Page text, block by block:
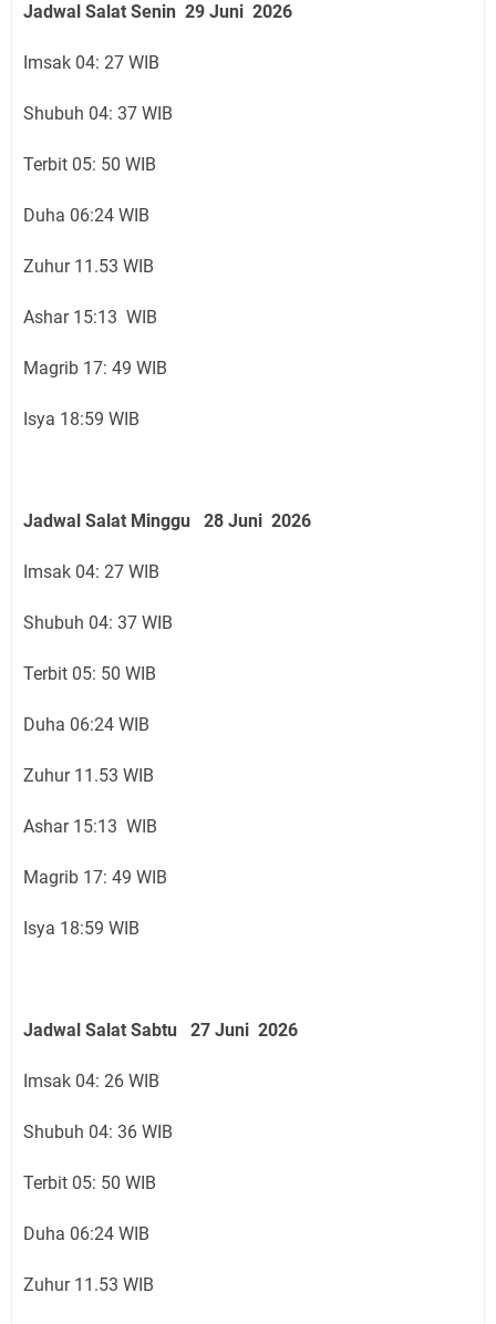
Jadwal Salat Senin 29 Juni 2026
Imsak 04: 27 WIB
Shubuh 04: 37 WIB
Terbit 05: 50 WIB
Duha 06:24 WIB
Zuhur 11.53 WIB
Ashar 15:13 WIB
Magrib 17: 49 WIB
Isya 18:59 WIB
Jadwal Salat Minggu 28 Juni 2026
Imsak 04: 27 WIB
Shubuh 04: 37 WIB
Terbit 05: 50 WIB
Duha 06:24 WIB
Zuhur 11.53 WIB
Ashar 15:13 WIB
Magrib 17: 49 WIB
Isya 18:59 WIB
Jadwal Salat Sabtu 27 Juni 2026
Imsak 04: 26 WIB
Shubuh 04: 36 WIB
Terbit 05: 50 WIB
Duha 06:24 WIB
Zuhur 11.53 WIB